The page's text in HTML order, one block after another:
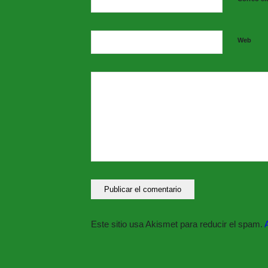
Web
Este sitio usa Akismet para reducir el spam.